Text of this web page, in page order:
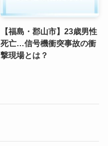
【福島・郡山市】23歳男性
死亡…信号機衝突事故の衝
撃現場とは？